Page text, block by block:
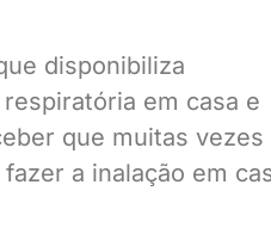
disponibiliza
em casa e
que muitas vezes
a inalação em